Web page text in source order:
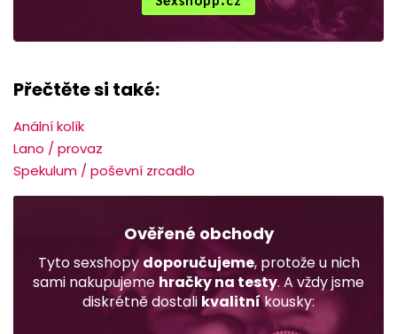
Přečtěte si také:
Anální kolík
Lano / provaz
Spekulum / poševní zrcadlo
Ověřené obchody
Tyto sexshopy doporučujeme, protože u nich
sami nakupujeme hračky na testy. A vždy jsme
diskrétně dostali kvalitníkousky: